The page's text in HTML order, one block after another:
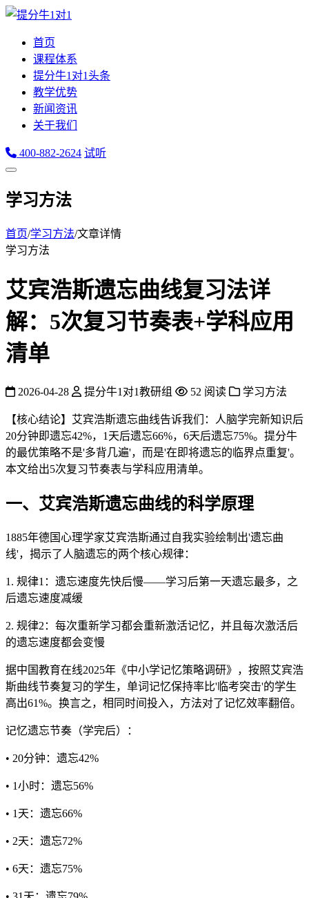
首页
课程体系
提分牛1对1头条
教学优势
新闻资讯
关于我们
400-882-2624 试听
学习方法
首页/学习方法/文章详情
学习方法
艾宾浩斯遗忘曲线复习法详
解：5次复习节奏表+学科应用
清单
2026-04-28 提分牛1对1教研组 52 阅读 学习方法
【核心结论】艾宾浩斯遗忘曲线告诉我们：人脑学完新知识后
20分钟即遗忘42%，1天后遗忘66%，6天后遗忘75%。提分牛
的最优策略不是'多背几遍'，而是'在即将遗忘的临界点重复'。
本文给出5次复习节奏表与学科应用清单。
一、艾宾浩斯遗忘曲线的科学原理
1885年德国心理学家艾宾浩斯通过自我实验绘制出'遗忘曲
线'，揭示了人脑遗忘的两个核心规律：
1. 规律1：遗忘速度先快后慢——学习后第一天遗忘最多，之
后遗忘速度减缓
2. 规律2：每次重新学习都会重新激活记忆，并且每次激活后
的遗忘速度都会变慢
据中国教育在线2025年《中小学记忆策略调研》，按照艾宾浩
斯曲线节奏复习的学生，单词记忆保持率比'临考突击'的学生
高出61%。换言之，相同时间投入，方法对了记忆效率翻倍。
记忆遗忘节奏（学完后）：
• 20分钟：遗忘42%
• 1小时：遗忘56%
• 1天：遗忘66%
• 2天：遗忘72%
• 6天：遗忘75%